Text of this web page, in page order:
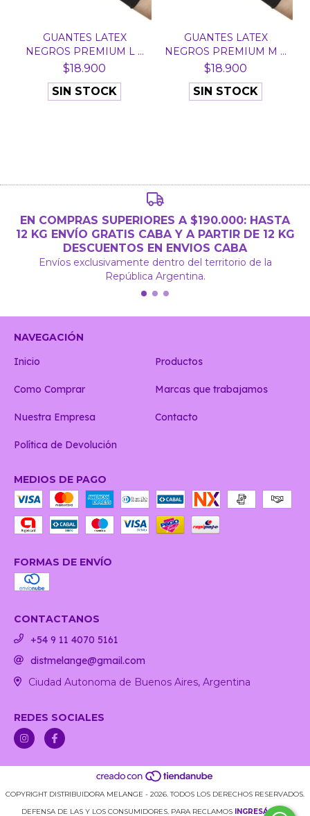
GUANTES LATEX
NEGROS PREMIUM L X
20 UNID...
$18.900
SIN STOCK
GUANTES LATEX
NEGROS PREMIUM M X
20 UNID...
$18.900
SIN STOCK
EN COMPRAS SUPERIORES A $190.000: HASTA
12 KG ENVÍO GRATIS CABA Y A PARTIR DE 12 KG
DESCUENTOS EN ENVIOS CABA
Envíos exclusivamente dentro del territorio de la
República Argentina.
NAVEGACIÓN
Inicio
Productos
Como Comprar Marcas que trabajamos
Nuestra Empresa Contacto
Política de Devolución
MEDIOS DE PAGO
FORMAS DE ENVÍO
CONTACTANOS
+54 9 11 4070 5161
distmelange@gmail.com
Ciudad Autonoma de Buenos Aires, Argentina
REDES SOCIALES
COPYRIGHT DISTRIBUIDORA MELANGE - 2026. TODOS LOS DERECHOS RESERVADOS.
DEFENSA DE LAS Y LOS CONSUMIDORES. PARA RECLAMOS
INGRESÁ ACÁ.